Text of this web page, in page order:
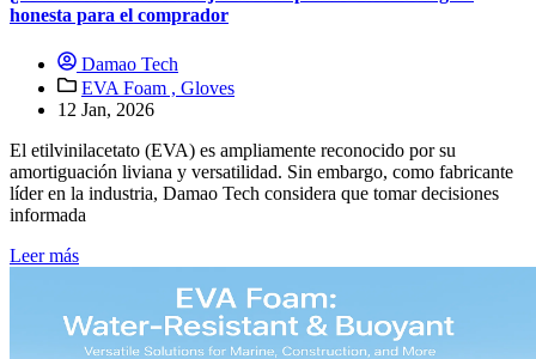
honesta para el comprador
Damao Tech
EVA Foam , Gloves
12 Jan, 2026
El etilvinilacetato (EVA) es ampliamente reconocido por su
amortiguación liviana y versatilidad. Sin embargo, como fabricante
líder en la industria, Damao Tech considera que tomar decisiones
informada
Leer más